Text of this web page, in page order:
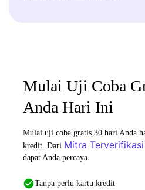
Mulai Uji Coba
Anda Hari Ini
Mulai uji coba gratis 30 hari Anda
kredit. Dari Mitra
dapat Anda percaya.
Tanpa perlu kartu kredit